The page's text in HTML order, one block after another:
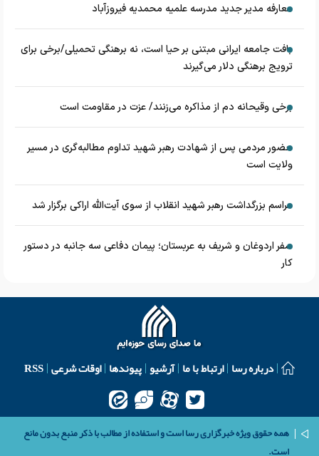
معارفه مدیر جدید مدرسه علمیه محمدیه فیروزآباد
بافت جامعه ایرانی مبتنی بر حیا است، نه برهنگی تحمیلی/برخی برای
ترویج برهنگی دلار می‌گیرند
برخی وقیحانه دم از مذاکره می‌زنند/ عزت در مقاومت است
حضور مردمی پس از شهادت رهبر شهید تداوم مطالبه‌گری در مسیر
ولایت است
مراسم بزرگداشت رهبر شهید انقلاب از سوی آیت‌الله اراکی برگزار شد
سفر اردوغان و شریف به عربستان؛ پیمان دفاعی سه جانبه در دستور
کار
درباره رسا ارتباط با ما آرشیو پیوندها اوقات شرعی RSS
همه حقوق ویژه خبرگزاری رسا است و استفاده از مطالب با ذکر منبع بدون مانع
است.